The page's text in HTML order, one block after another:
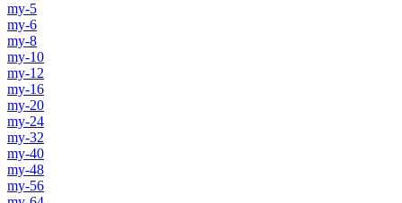
my-5
my-6
my-8
my-10
my-12
my-16
my-20
my-24
my-32
my-40
my-48
my-56